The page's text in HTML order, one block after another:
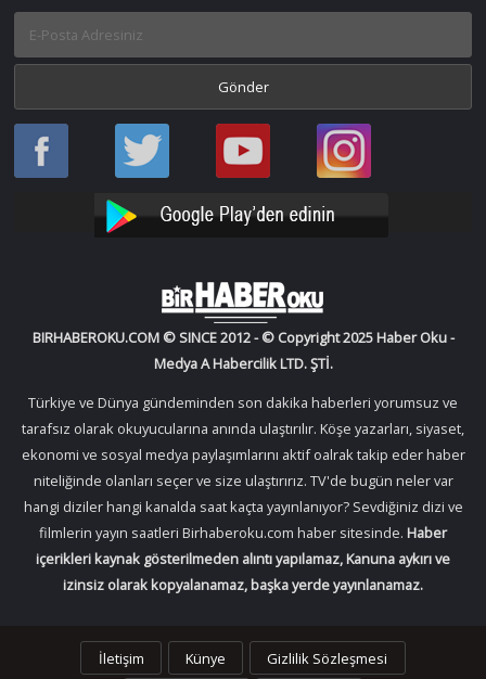
Haber
Oku
Haber
Oku
Bir
Haber
YouTube
Bir
Haber
Instagram
BIRHABEROKU.COM © SINCE 2012 - © Copyright 2025 Haber Oku -
Medya A Habercilik LTD. ŞTİ.
Türkiye ve Dünya gündeminden son dakika haberleri yorumsuz ve
tarafsız olarak okuyucularına anında ulaştırılır. Köşe yazarları, siyaset,
ekonomi ve sosyal medya paylaşımlarını aktif oalrak takip eder haber
niteliğinde olanları seçer ve size ulaştırırız. TV'de bugün neler var
hangi diziler hangi kanalda saat kaçta yayınlanıyor? Sevdiğiniz dizi ve
filmlerin yayın saatleri Birhaberoku.com haber sitesinde. Haber
içerikleri kaynak gösterilmeden alıntı yapılamaz, Kanuna aykırı ve
izinsiz olarak kopyalanamaz, başka yerde yayınlanamaz.
İletişim Künye Gizlilik Sözleşmesi